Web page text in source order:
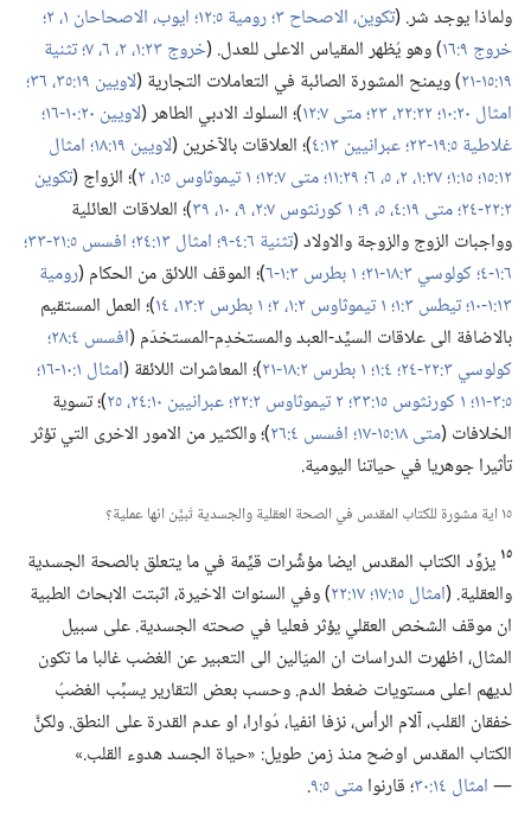
ولماذا يوجد شر.‏ (‏تكوين،‏ الاصحاح ٣؛‏ رومية ٥:‏١٢؛‏ ايوب،‏ الاصحاحان ١،‏
خروج ٩:‏١٦
‏)‏ وهو يُظهر المقياس الاعلى للعدل.‏ (‏خروج ٢٣:‏​١،‏ ٢،‏
تثنية
١٩:‏١٥-‏٢١
‏)‏ ويمنح المشورة الصائبة في التعاملات التجارية (‏لاويين ١٩:‏​٣٥،‏ ٣٦؛‏
امثال ٢٠:‏١٠؛‏
متى ٧:‏١٢ ‏)‏؛‏ السلوك الادبي الطاهر (‏لاويين ٢٠:‏١٠-‏١٦؛‏
غلاطية ٥:‏١٩-‏٢٣؛‏
عبرانيين ١٣:‏٤ ‏)‏؛‏ العلاقات بالآخرين (‏لاويين ١٩:‏١٨؛‏
امثال
١٢:‏١٥؛‏
متى ٧:‏١٢؛‏ ‏)‏؛‏ الزواج (‏تكوين
٢:‏٢٢-‏٢٤؛‏
متى ١٩:‏​٤،‏ ٥،‏
‏)‏؛‏ العلاقات العائلية
وواجبات الزوج والزوجة والاولاد (‏تثنية ٦:‏٤-‏٩؛‏ امثال ١٣:‏٢٤؛‏
افسس ٥:‏٢١-‏٣٣؛‏
٦:‏١-‏٤؛‏
كولوسي ٣:‏١٨-‏٢١؛‏ ‏)‏؛‏ الموقف اللائق من الحكام (‏رومية
١٣:‏١-‏١٠؛‏
تيطس ٣:‏١؛‏
‏)‏؛‏ العمل المستقيم
بالاضافة الى علاقات السيِّد-‏العبد والمستخدِم-‏المستخدَم (‏افسس ٤:‏٢٨؛‏
كولوسي ٣:‏٢٢-‏٢٤؛‏
‏)‏؛‏ المعاشرات اللائقة (‏امثال ١:‏١٠-‏١٦؛‏
٥:‏٣-‏١١؛‏
عبرانيين ١٠:‏​٢٤،‏ ٢٥
‏)‏؛‏ تسوية
الخلافات (‏متى ١٨:‏١٥-‏١٧؛‏ افسس ٤:‏٢٦
‏)‏؛‏ والكثير من الامور الاخرى التي تؤثر
تأثيرا جوهريا في حياتنا اليومية.‏
١٥ اية مشورة للكتاب المقدس في الصحة العقلية والجسدية تَبيَّن انها عملية؟‏
١٥ يزوِّد الكتاب المقدس ايضا مؤشِّرات قيِّمة في ما يتعلق بالصحة الجسدية
والعقلية.‏ (‏امثال ١٥:‏١٧؛‏
‏)‏ وفي السنوات الاخيرة،‏ اثبتت الابحاث الطبية
ان موقف الشخص العقلي يؤثر فعليا في صحته الجسدية.‏ على سبيل
المثال،‏ اظهرت الدراسات ان الميّالين الى التعبير عن الغضب غالبا ما تكون
لديهم اعلى مستويات ضغط الدم.‏ وحسب بعض التقارير يسبِّب الغضبُ
خفقان القلب،‏ آلام الرأس،‏ نزفا انفيا،‏ دُوارا،‏ او عدم القدرة على النطق.‏ ولكنَّ
الكتاب المقدس اوضح منذ زمن طويل:‏ «حياة الجسد هدوء القلب.‏»
—‏امثال ١٤:‏٣٠ ‏؛‏ قارنوامتى ٥:‏٩ ‏.‏